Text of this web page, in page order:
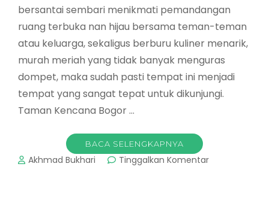
bersantai sembari menikmati pemandangan
ruang terbuka nan hijau bersama teman-teman
atau keluarga, sekaligus berburu kuliner menarik,
murah meriah yang tidak banyak menguras
dompet, maka sudah pasti tempat ini menjadi
tempat yang sangat tepat untuk dikunjungi.
Taman Kencana Bogor …
BACA SELENGKAPNYA
Akhmad Bukhari Tinggalkan Komentarpada